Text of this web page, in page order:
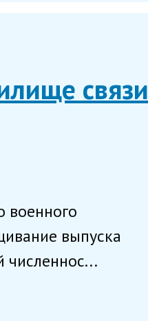
связи
военного
выпуска
численнос...